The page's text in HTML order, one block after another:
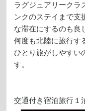
ラグジュアリークラ
ンクのステイまで支
な滞在にするのも良
何度も北陸に旅行す
ひとり旅がしやすい
す。
交通付き宿泊旅行１